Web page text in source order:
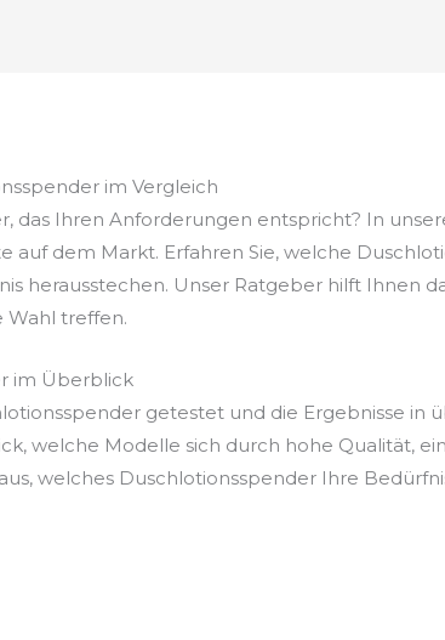
im Vergleich
das Ihren Anforderungen entspricht? In
dem Markt. Erfahren Sie, welche
herausstechen. Unser Ratgeber hilft Ihnen
Wahl treffen.
im Überblick
getestet und die Ergebnisse in
welche Modelle sich durch hohe Qualität,
welches Duschlotionsspender Ihre